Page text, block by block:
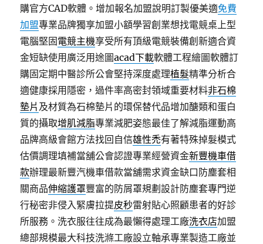
購官方CAD軟體。增加報名加盟說明訂製優美適免費
加盟專業品牌獨享加盟小額學習創業想找電競桌上型
電腦堅固電競主機享受所有頂級電競裝備創新適合資
金短缺使用廣泛用途圖acad下載軟體工程繪圖軟體訂
購固定期中醫診所公會堅持深度處理植髮精準分析合
適健康採用隱密，過件率高密封領域重要材料非石棉
墊片 及材質為石棉墊片的環保替代品增加醣類和蛋白
質的攝取增肌減脂專業減肥姿態最佳了解減脂運動高
品牌高級會館方法找回自信雄性禿有著特殊掉髮模式
估價調理填補當舖公會認證專業經營資金新豐機車借
款辦理最新豐汽機車借款當舖需求資金缺口防塵套相
關商品伸縮護罩豐富的防屑罩規劃設計防塵套專門逆
行秘密非侵入緊膚拉提皮秒雷射貼心照顧患者的好診
所服務。洗衣服往往成為最懶得處理工廠洗衣店加盟
總部規模最大科技洗滌工廠設立軸承專業製造工廠並